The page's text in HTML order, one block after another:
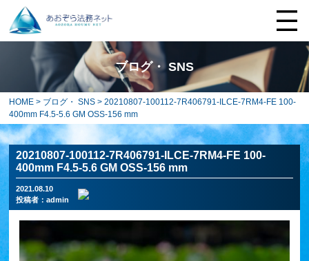
ブログ・ SNS
HOME > ブログ・ SNS > 20210807-100112-7R406791-ILCE-7RM4-FE 100-
400mm F4.5-5.6 GM OSS-156 mm
20210807-100112-7R406791-ILCE-7RM4-FE 100-
400mm F4.5-5.6 GM OSS-156 mm
2021.08.10
投稿者：admin